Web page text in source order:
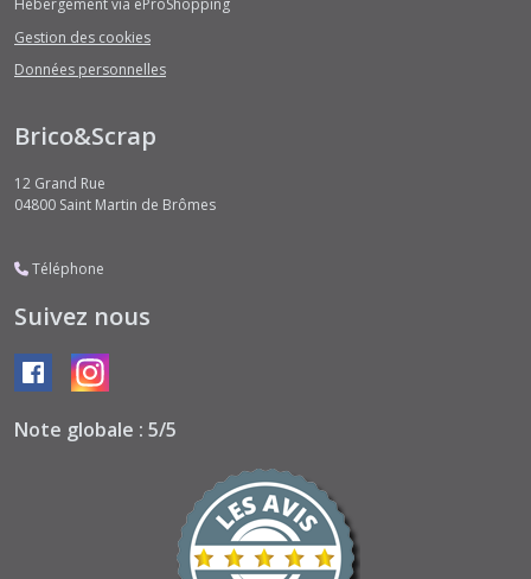
Hébergement via eProShopping
Gestion des cookies
Données personnelles
Brico&Scrap
12 Grand Rue
04800 Saint Martin de Brômes
Téléphone
Suivez nous
Note globale : 5/5